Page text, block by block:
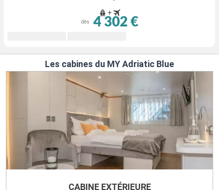
+
dès 4 302 €
Les cabines du MY Adriatic Blue
CABINE EXTÉRIEURE